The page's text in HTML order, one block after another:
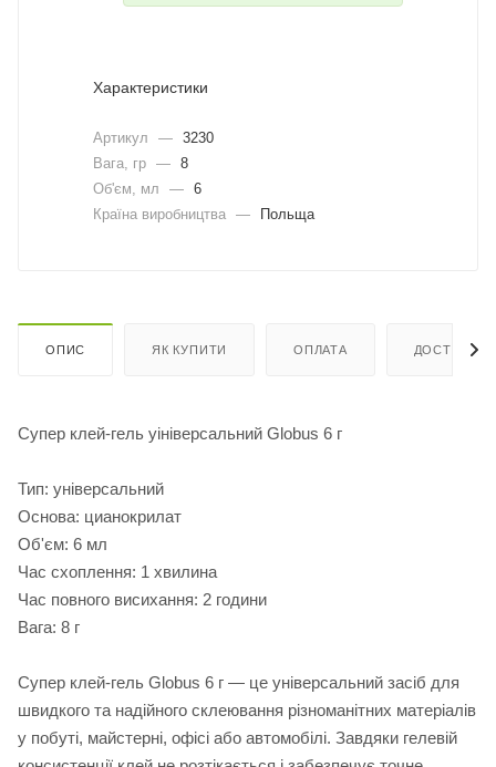
Характеристики
Артикул — 3230
Вага, гр — 8
Об'єм, мл
— 6
Країна виробництва — Польща
ОПИС ЯК КУПИТИ ОПЛАТА ДОСТАВКА
Супер клей-гель уініверсальний Globus 6 г
Тип: універсальний
Основа: цианокрилат
Об'єм: 6 мл
Час схоплення: 1 хвилина
Час повного висихання: 2 години
Вага: 8 г
Супер клей-гель Globus 6 г — це універсальний засіб для
швидкого та надійного склеювання різноманітних матеріалів
у побуті, майстерні, офісі або автомобілі. Завдяки гелевій